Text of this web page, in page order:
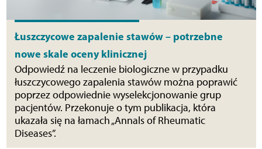
Łuszczycowe zapalenie stawów – potrzebne
nowe skale oceny klinicznej
Odpowiedź na leczenie biologiczne w przypadku
łuszczycowego zapalenia stawów można poprawić
poprzez odpowiednie wyselekcjonowanie grup
pacjentów. Przekonuje o tym publikacja, która
ukazała się na łamach „Annals of Rheumatic
Diseases”.